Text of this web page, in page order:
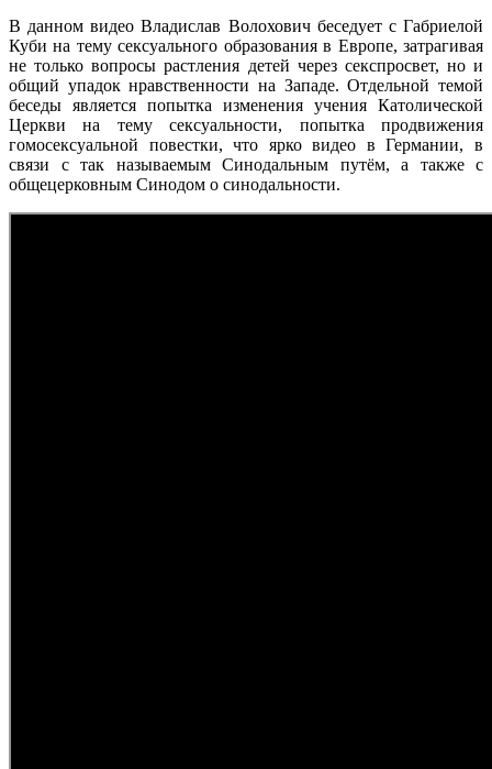
В данном видео Владислав Волохович беседует с Габриелой
Куби на тему сексуального образования в Европе, затрагивая
не только вопросы растления детей через секспросвет, но и
общий упадок нравственности на Западе. Отдельной темой
беседы является попытка изменения учения Католической
Церкви на тему сексуальности, попытка продвижения
гомосексуальной повестки, что ярко видео в Германии, в
связи с так называемым Синодальным путём, а также с
общецерковным Синодом о синодальности.